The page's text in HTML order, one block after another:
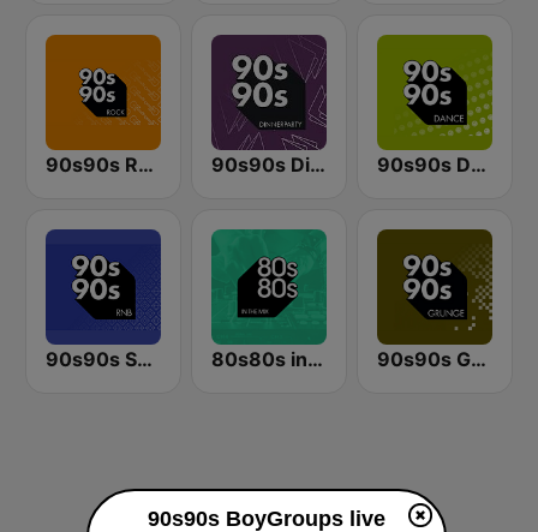
90s90s Rock 90s90s Dinnerparty 90s90s Dance
90s90s Soul & R&B 80s80s in the Mix 90s90s Grunge
90s90s BoyGroups live